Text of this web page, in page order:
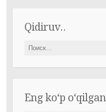
Qidiruv..
Найти:
Eng ko‘p o‘qilgan